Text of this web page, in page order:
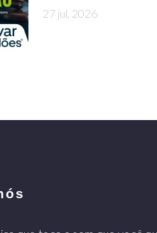
27 jul, 2026